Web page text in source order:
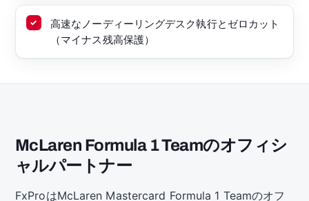
高速なノーディーリングデスク執行とゼロカット
（マイナス残高保護）
McLaren Formula 1 Teamのオフィシ
ャルパートナー
FxProはMcLaren Mastercard Formula 1 Teamのオフ